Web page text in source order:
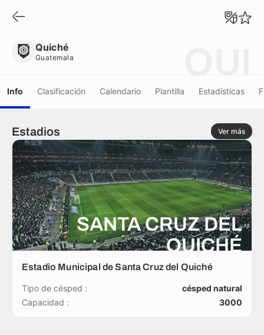
Quiché
Guatemala
Info Clasificación Calendario Plantilla Estadísticas
Estadios Ver más
SANTA CRUZ DEL
QUICHÉ
Estadio Municipal de Santa Cruz del Quiché
Tipo de césped :
césped natural
Capacidad :
3000